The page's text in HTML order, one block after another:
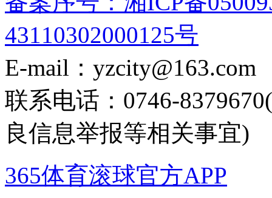
43110302000125号
E-mail：yzcity@163.com
联系电话：0746-
良信息举报等相关事宜)
365体育滚球官方APP